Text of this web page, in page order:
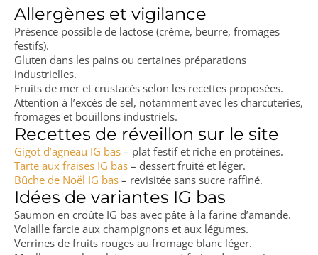
Allergènes et vigilance
Présence possible de lactose (crème, beurre, fromages
festifs).
Gluten dans les pains ou certaines préparations
industrielles.
Fruits de mer et crustacés selon les recettes proposées.
Attention à l’excès de sel, notamment avec les charcuteries,
fromages et bouillons industriels.
Recettes de réveillon sur le site
Gigot d’agneau IG bas – plat festif et riche en protéines.
Tarte aux fraises IG bas – dessert fruité et léger.
Bûche de Noël IG bas – revisitée sans sucre raffiné.
Idées de variantes IG bas
Saumon en croûte IG bas avec pâte à la farine d’amande.
Volaille farcie aux champignons et aux légumes.
Verrines de fruits rouges au fromage blanc léger.